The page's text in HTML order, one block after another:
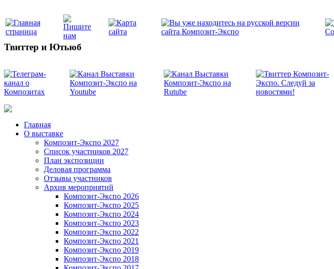
Твиттер и Ютьюб
Главная
О выставке
Композит-Экспо 2027
Список участников 2027
План экспозиции
Деловая программа
Отзывы участников
Архив мероприятий
Композит-Экспо 2026
Композит-Экспо 2025
Композит-Экспо 2024
Композит-Экспо 2023
Композит-Экспо 2022
Композит-Экспо 2021
Композит-Экспо 2019
Композит-Экспо 2018